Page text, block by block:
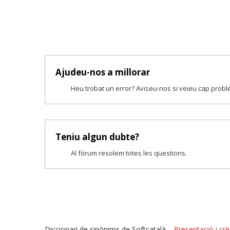
Ajudeu-nos a millorar
Heu trobat un error? Aviseu-nos si veieu cap
Teniu algun dubte?
Al fòrum resolem totes les qüestions.